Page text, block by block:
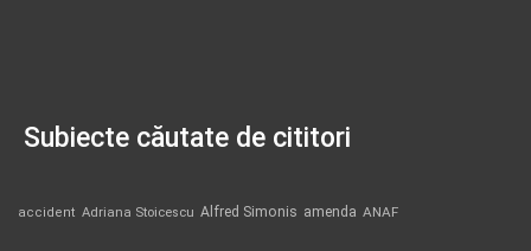
Subiecte căutate de cititori
accident Adriana Stoicescu Alfred Simonis amenda ANAF